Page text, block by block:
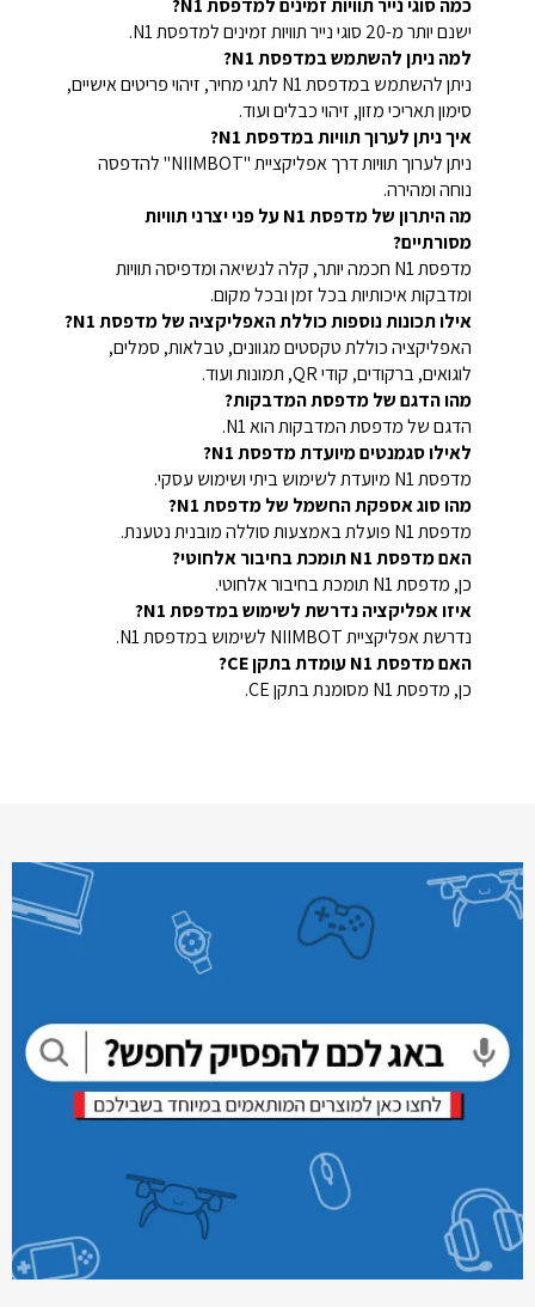
כמה סוגי נייר תוויות זמינים למדפסת N1?
ישנם יותר מ-20 סוגי נייר תוויות זמינים למדפסת N1.
למה ניתן להשתמש במדפסת N1?
ניתן להשתמש במדפסת N1 לתגי מחיר, זיהוי פריטים אישיים,
סימון תאריכי מזון, זיהוי כבלים ועוד.
איך ניתן לערוך תוויות במדפסת N1?
ניתן לערוך תוויות דרך אפליקציית "NIIMBOT" להדפסה
נוחה ומהירה.
מה היתרון של מדפסת N1 על פני יצרני תוויות
מסורתיים?
מדפסת N1 חכמה יותר, קלה לנשיאה ומדפיסה תוויות
ומדבקות איכותיות בכל זמן ובכל מקום.
אילו תכונות נוספות כוללת האפליקציה של מדפסת N1?
האפליקציה כוללת טקסטים מגוונים, טבלאות, סמלים,
לוגואים, ברקודים, קודי QR, תמונות ועוד.
מהו הדגם של מדפסת המדבקות?
הדגם של מדפסת המדבקות הוא N1.
לאילו סגמנטים מיועדת מדפסת N1?
מדפסת N1 מיועדת לשימוש ביתי ושימוש עסקי.
מהו סוג אספקת החשמל של מדפסת N1?
מדפסת N1 פועלת באמצעות סוללה מובנית נטענת.
האם מדפסת N1 תומכת בחיבור אלחוטי?
כן, מדפסת N1 תומכת בחיבור אלחוטי.
איזו אפליקציה נדרשת לשימוש במדפסת N1?
נדרשת אפליקציית NIIMBOT לשימוש במדפסת N1.
האם מדפסת N1 עומדת בתקן CE?
כן, מדפסת N1 מסומנת בתקן CE.